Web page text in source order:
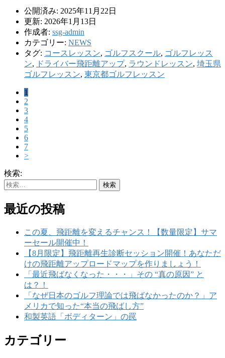
公開済み: 2025年11月22日
更新: 2026年1月13日
作成者: ssg-admin
カテゴリー: NEWS
タグ: コースレッスン, ゴルフスクール, ゴルフレッス
ン, ドライバー飛距離アップ, ラウンドレッスン, 埼玉県
ゴルフレッスン, 東京都ゴルフレッスン
1
2
3
4
5
6
7
>
検索:
最近の投稿
この夏、飛距離を変えるチャンス！【数量限定】サマ
ーセール開催中！
【8月限定】飛距離再生診断セッション開催！あなただ
けの飛距離アップロードマップを作りましょう！
「最近飛ばなくなった・・・」その “真の原因” と
は？！
「なぜ日本のゴルフ理論では飛ばなかったのか？」ア
メリカで知った“本当の飛ばし方”
和製英語「ボディターン」の罠
カテゴリー